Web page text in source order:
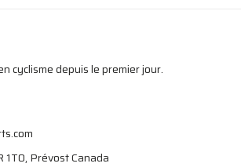
cyclisme depuis le premier jour.
1T0, Prévost Canada